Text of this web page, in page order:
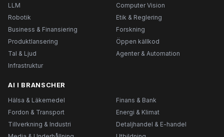
LLM
Computer Vision
Robotik
Etik & Reglering
Business & Finansiering
Forskning
Produktlansering
Öppen källkod
Tal & Ljud
Agenter & Automation
Infrastruktur
AI I BRANSCHER
Hälsa & Läkemedel
Finans & Bank
Fordon & Transport
Energi & Klimat
Tillverkning & Industri
Detaljhandel & E-handel